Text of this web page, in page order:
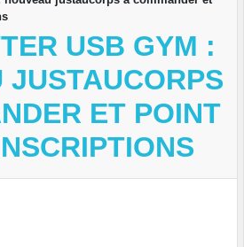
USB GYM :
JUSTAUCORPS
ET POINT